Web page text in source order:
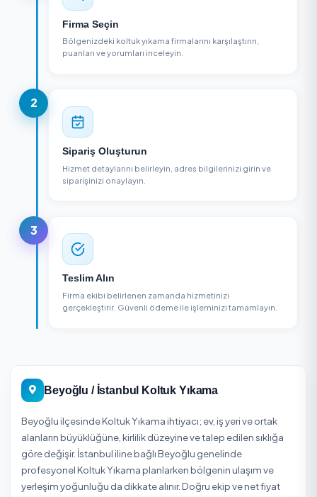
C&d Clean
Ümraniye, İstanbul
Detayları Gör
3 Adımda Koltuk Yıkama Alın
1
Firma Seçin
Bölgenizdeki koltuk yıkama firmalarını karşılaştırın,
puanları ve yorumları inceleyin.
Sipariş Oluşturun
Hizmet detaylarını belirleyin, adres bilgilerinizi girin
siparişinizi onaylayın.